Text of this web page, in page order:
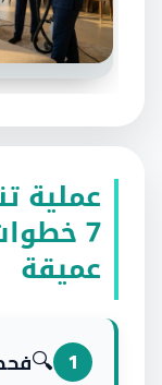
عملية
7
عميقة
1
🔍